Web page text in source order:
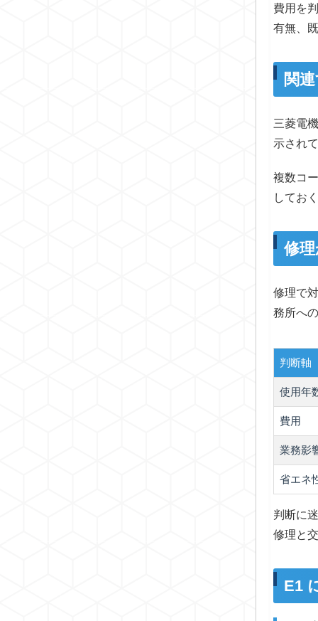
費用を
有無、
関
三菱電
示され
複数コ
してお
修
修理で
務所へ
判断軸
使用年
費用
業務影
省エネ
判断に
修理と
E1